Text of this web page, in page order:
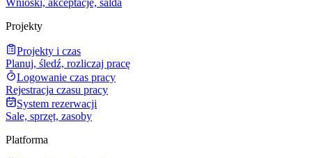
Wnioski, akceptacje, salda
Projekty
Projekty i czas
Planuj, śledź, rozliczaj pracę
Logowanie czas pracy
Rejestracja czasu pracy
System rezerwacji
Sale, sprzęt, zasoby
Platforma